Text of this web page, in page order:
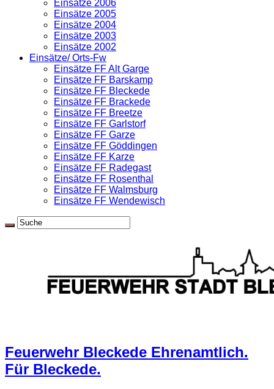
Einsätze 2006
Einsätze 2005
Einsätze 2004
Einsätze 2003
Einsätze 2002
Einsätze/ Orts-Fw
Einsätze FF Alt Garge
Einsätze FF Barskamp
Einsätze FF Bleckede
Einsätze FF Brackede
Einsätze FF Breetze
Einsätze FF Garlstorf
Einsätze FF Garze
Einsätze FF Göddingen
Einsätze FF Karze
Einsätze FF Radegast
Einsätze FF Rosenthal
Einsätze FF Walmsburg
Einsätze FF Wendewisch
Feuerwehr Bleckede Ehrenamtlich.
Für Bleckede.